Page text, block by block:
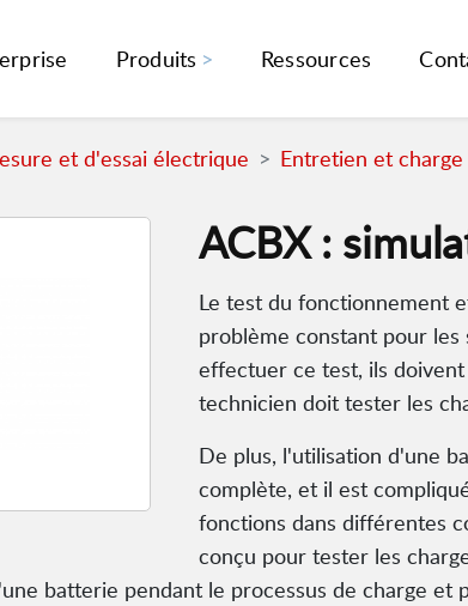
Produits Ressources
et d'essai électrique Entretien et
ACBX :
Le test du fonctionnement
problème constant pour
effectuer ce test, ils
technicien doit tester les
De plus, l'utilisation d'une
complète, et il est
fonctions dans différentes
conçu pour tester les
batterie pendant le processus de charge